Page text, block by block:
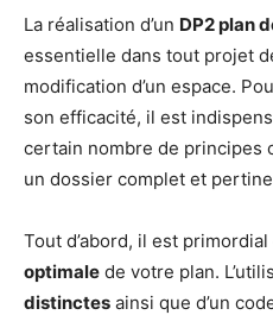
La réalisation d’un DP2 plan
essentielle dans tout projet
modification d’un espace.
son efficacité, il est
certain nombre de principes
un dossier complet et
Tout d’abord, il est primordial
optimale de votre plan.
distinctes ainsi que d’un